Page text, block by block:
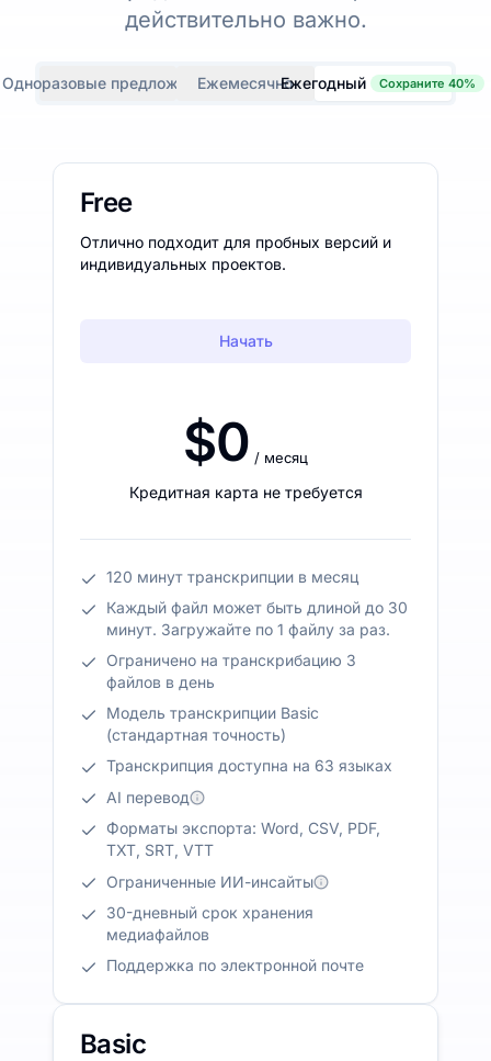
действительно важно.
Одноразовые предложенияЕжемесячноЕжегодный Сохраните 40%
Free
Отлично подходит для пробных версий и
индивидуальных проектов.
Начать
$0 / месяц
Кредитная карта не требуется
120 минут транскрипции в месяц
Каждый файл может быть длиной до 30
минут. Загружайте по 1 файлу за раз.
Ограничено на транскрибацию 3
файлов в день
Модель транскрипции Basic
(стандартная точность)
Транскрипция доступна на 63 языках
AI перевод
Форматы экспорта: Word, CSV, PDF,
TXT, SRT, VTT
Ограниченные ИИ-инсайты
30-дневный срок хранения
медиафайлов
Поддержка по электронной почте
Basic